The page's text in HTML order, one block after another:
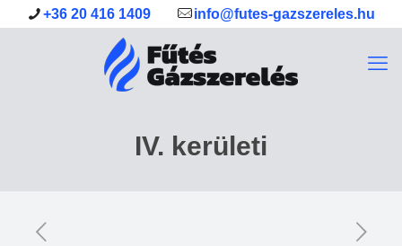
+36 20 416 1409 info@futes-gazszereles.hu
IV. kerületi